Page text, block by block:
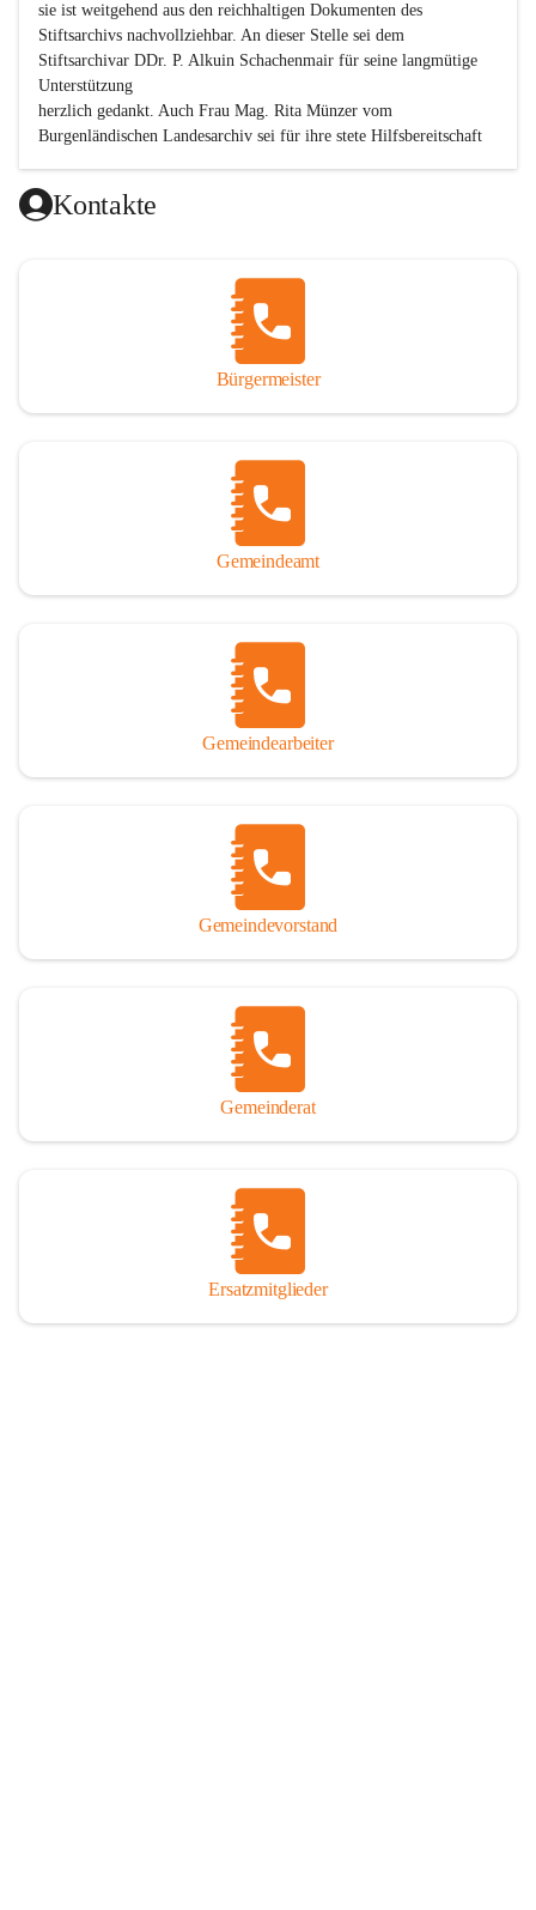
sie ist weitgehend aus den reichhaltigen Dokumenten des
Stiftsarchivs nachvollziehbar. An dieser Stelle sei dem
Stiftsarchivar DDr. P. Alkuin Schachenmair für seine langmütige
Unterstützung
herzlich gedankt. Auch Frau Mag. Rita Münzer vom
Burgenländischen Landesarchiv sei für ihre stete Hilfsbereitschaft
Dank gilt den Textautoren dieser Chronik, dem kleinen
Redaktionsteam, für die gute Zusammenarbeit.
gedankt werden, die durch ihre Erinnerungen, Informationen und
durch das Überlassen von Fotos und Dokumenten zum Gesamtbild
dieses Buches wesentlich beigetragen haben.
Der Zeitdruck war enorm, um das Werk auch zeitgerecht für das
Jubiläumsjahr abschließen zu können. Daher mag um Nachsicht
Ausführlichkeit behandelt erscheinen, oder auch der eine oder
andere Fehler unterlief. Die Autoren haben nach ihren
individuellen Möglichkeiten mit bestem Wissen und Gewissen
Andreas Rohatsch wurde auf das System der Fußnoten verzichtet.
Wo eine genaue Quellenangabe sinnvoll und notwendig erschien,
sind die entsprechenden Quellenhinweise in den fließenden Text
eingearbeitet. Der leichteren Lesbarkeit halber ist auch von einer
streng gendergerechten Ausdrucksform Abstand genommen
So darf ich Sie zu einer interessanten, vergnüglichen und
manchmal auch nachdenklich machenden Zeitreise durch die
Jahrhunderte, ja Jahrtausende alte Geschichte von der Steinzeit
einladen.
Kontakte
Bürgermeister
Gemeindeamt
Gemeindearbeiter
Gemeindevorstand
Gemeinderat
Ersatzmitglieder